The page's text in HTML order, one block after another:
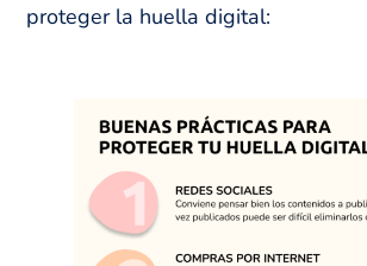
proteger la huella digital: